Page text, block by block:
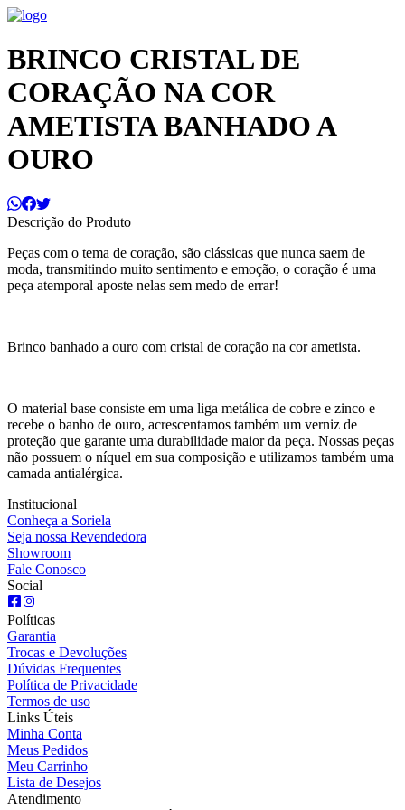
BRINCO CRISTAL DE
CORAÇÃO NA COR
AMETISTA BANHADO A
OURO
Descrição do Produto
Peças com o tema de coração, são clássicas que nunca saem de
moda, transmitindo muito sentimento e emoção, o coração é uma
peça atemporal aposte nelas sem medo de errar!
Brinco banhado a ouro com cristal de coração na cor ametista.
O material base consiste em uma liga metálica de cobre e zinco e
recebe o banho de ouro, acrescentamos também um verniz de
proteção que garante uma durabilidade maior da peça. Nossas peças
não possuem o níquel em sua composição e utilizamos também uma
camada antialérgica.
Institucional
Conheça a Soriela
Seja nossa Revendedora
Showroom
Fale Conosco
Social
Políticas
Garantia
Trocas e Devoluções
Dúvidas Frequentes
Política de Privacidade
Termos de uso
Links Úteis
Minha Conta
Meus Pedidos
Meu Carrinho
Lista de Desejos
Atendimento